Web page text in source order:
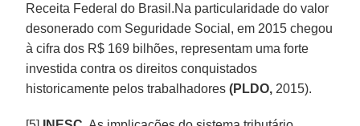
Receita Federal do Brasil.Na particularidade do valor
desonerado com Seguridade Social, em 2015 chegou
à cifra dos R$ 169 bilhões, representam uma forte
investida contra os direitos conquistados
historicamente pelos trabalhadores(PLDO, 2015).